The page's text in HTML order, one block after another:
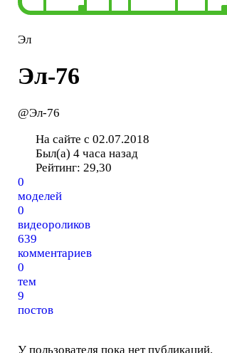
Эл
Эл-76
@Эл-76
На сайте с 02.07.2018
Был(а) 4 часа назад
Рейтинг: 29,30
0
моделей
0
видеороликов
639
комментариев
0
тем
9
постов
У пользователя пока нет публикаций.